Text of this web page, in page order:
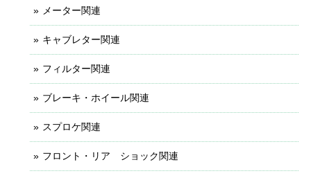
メーター関連
キャブレター関連
フィルター関連
ブレーキ・ホイール関連
スプロケ関連
フロント・リア ショック関連